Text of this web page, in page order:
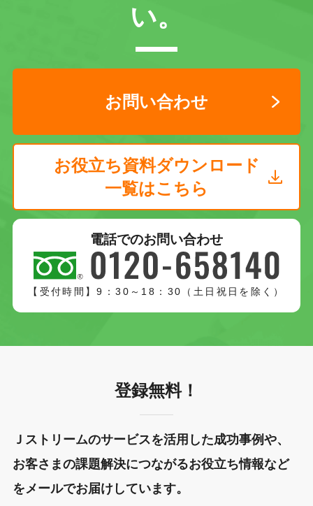
い。
お問い合わせ
お役立ち資料ダウンロード
一覧はこちら
電話でのお問い合わせ
【受付時間】9：30～18：30（土日祝日を除く）
登録無料！
Ｊストリームのサービスを活用した成功事例や、
お客さまの課題解決につながるお役立ち情報など
をメールでお届けしています。